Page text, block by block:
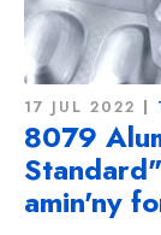
17 JUL 2022
8079
amin'ny